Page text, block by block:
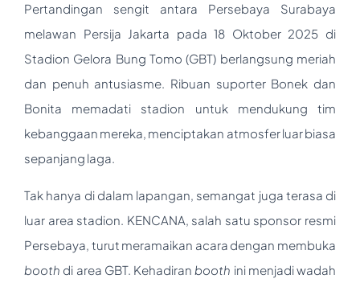
Pertandingan sengit antara Persebaya Surabaya
melawan Persija Jakarta pada 18 Oktober 2025 di
Stadion Gelora Bung Tomo (GBT) berlangsung meriah
dan penuh antusiasme. Ribuan suporter Bonek dan
Bonita memadati stadion untuk mendukung tim
kebanggaan mereka, menciptakan atmosfer luar biasa
sepanjang laga.
Tak hanya di dalam lapangan, semangat juga terasa di
luar area stadion. KENCANA, salah satu sponsor resmi
Persebaya, turut meramaikan acara dengan membuka
booth di area GBT. Kehadiran booth ini menjadi wadah